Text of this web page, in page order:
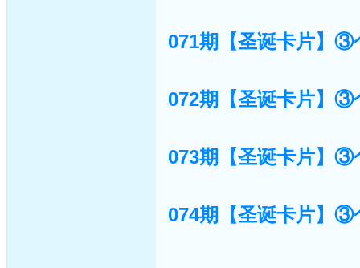
071期【圣诞卡片】③
072期【圣诞卡片】③
073期【圣诞卡片】③
074期【圣诞卡片】③